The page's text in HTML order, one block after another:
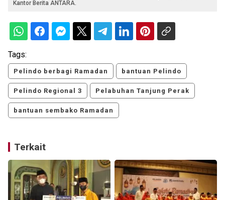
Kantor Berita ANTARA.
Tags:
Pelindo berbagi Ramadan bantuan Pelindo
Pelindo Regional 3 Pelabuhan Tanjung Perak
bantuan sembako Ramadan
Terkait